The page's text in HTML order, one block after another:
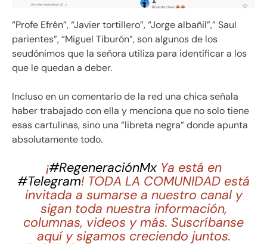
“Profe Efrén”, “Javier tortillero”, “Jorge albañil”,” Saul
parientes”, “Miguel Tiburón”, son algunos de los
seudónimos que la señora utiliza para identificar a los
que le quedan a deber.
Incluso en un comentario de la red una chica señala
haber trabajado con ella y menciona que no solo tiene
esas cartulinas, sino una “libreta negra” donde apunta
absolutamente todo.
¡#RegeneraciónMxYa está en
#Telegram! TODA LA COMUNIDAD está
invitada a sumarse a nuestro canal y
sigan toda nuestra información,
columnas, videos y más. Suscríbanse
aquí y sigamos creciendo juntos.